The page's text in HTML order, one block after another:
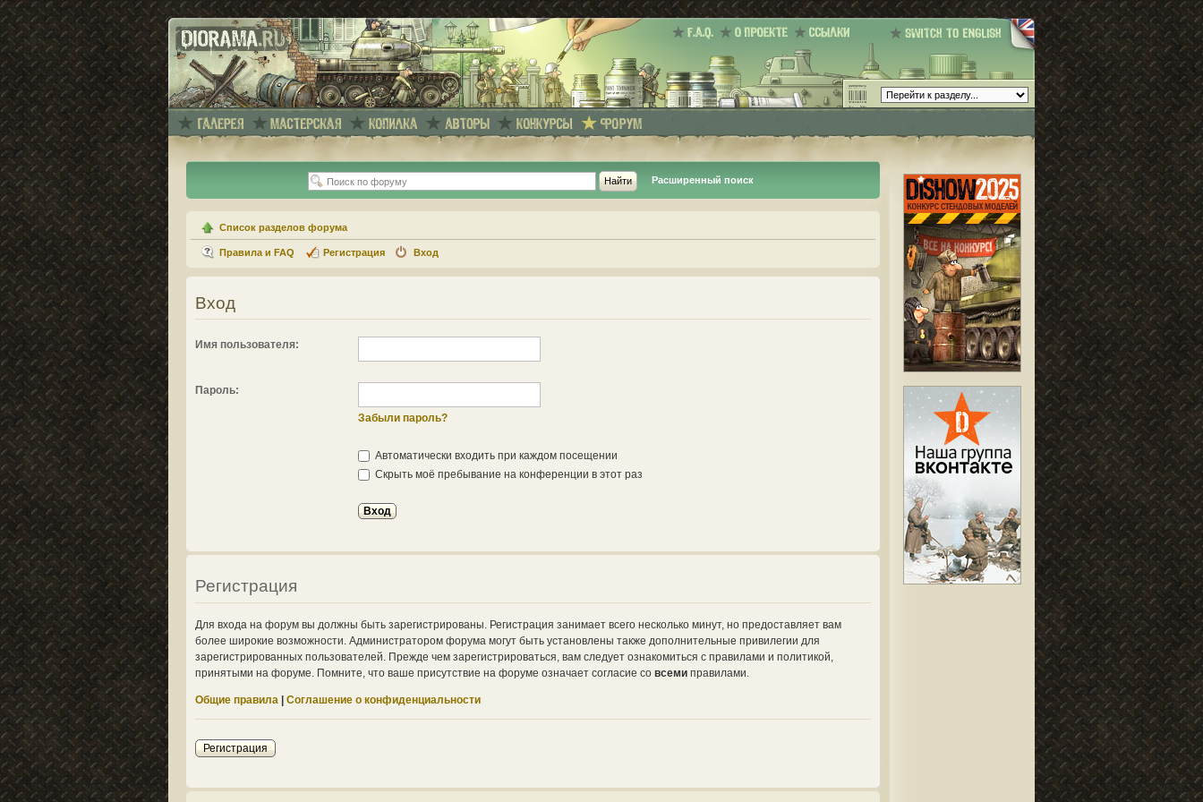
Расширенный поиск
Список разделов форума
Правила и FAQ Регистрация Вход
Вход
Имя пользователя:
Пароль:
Забыли пароль?
Автоматически входить при каждом посещении
Скрыть моё пребывание на конференции в этот раз
Регистрация
Для входа на форум вы должны быть зарегистрированы. Регистрация занимает всего несколько минут, но предоставляет вам
более широкие возможности. Администратором форума могут быть установлены также дополнительные привилегии для
зарегистрированных пользователей. Прежде чем зарегистрироваться, вам следует ознакомиться с правилами и политикой,
принятыми на форуме. Помните, что ваше присутствие на форуме означает согласие со всеми правилами.
Общие правила | Соглашение о конфиденциальности
Регистрация